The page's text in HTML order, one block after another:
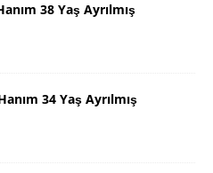
38 Yaş Ayrılmış
34 Yaş Ayrılmış